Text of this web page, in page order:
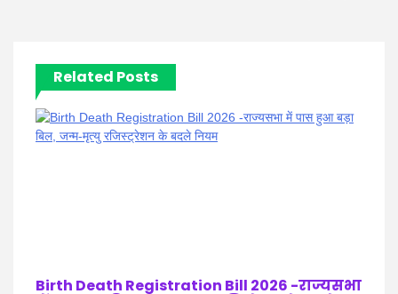
Related Posts
Birth Death Registration Bill 2026 -राज्यसभा